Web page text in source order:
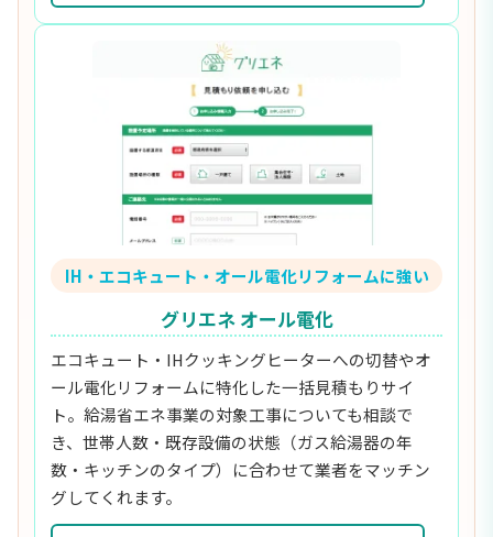
IH・エコキュート・オール電化リフォームに強い
グリエネ オール電化
エコキュート・IHクッキングヒーターへの切替やオ
ール電化リフォームに特化した一括見積もりサイ
ト。給湯省エネ事業の対象工事についても相談で
き、世帯人数・既存設備の状態（ガス給湯器の年
数・キッチンのタイプ）に合わせて業者をマッチン
グしてくれます。